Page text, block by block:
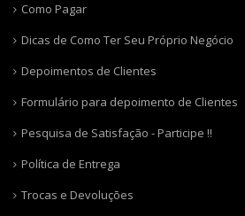
Como Pagar
Dicas de Como Ter Seu Próprio Negócio
Depoimentos de Clientes
Formulário para depoimento de Clientes
Pesquisa de Satisfação - Participe !!
Política de Entrega
Trocas e Devoluções